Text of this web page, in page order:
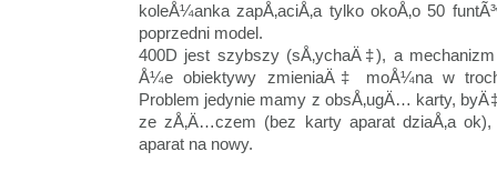
koleÅ¼anka zapÅ‚aciÅ‚a tylko okoÅ‚o 50
poprzedni model.
400D jest szybszy (sÅ‚ychaÄ‡), a
Å¼e obiektywy zmieniaÄ‡ moÅ¼na w
Problem jedynie mamy z obsÅ‚ugÄ… karty,
ze zÅ‚Ä…czem (bez karty aparat dziaÅ‚a
aparat na nowy.